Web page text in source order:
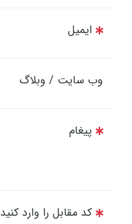
ایمیل
وب سایت / وبلاگ
پیغام
کد مقابل را وارد کنید